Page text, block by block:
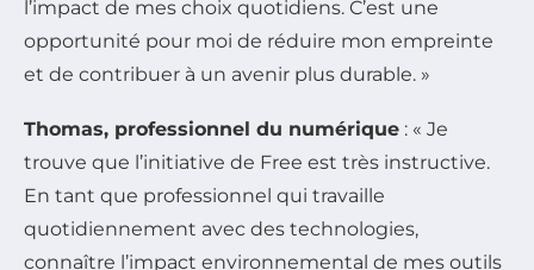
l’impact de mes choix quotidiens. C’est une
opportunité pour moi de réduire mon empreinte
et de contribuer à un avenir plus durable. »
Thomas, professionnel du numérique : « Je
trouve que l’initiative de Free est très instructive.
En tant que professionnel qui travaille
quotidiennement avec des technologies,
connaître l’impact environnemental de mes outils